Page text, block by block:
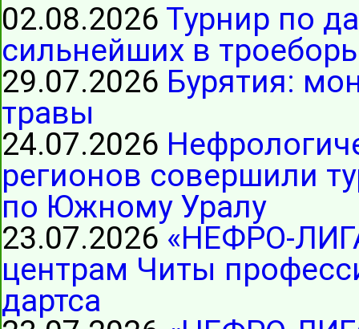
02.08.2026 Турнир по
сильнейших в
29.07.2026 Бурятия:
травы
24.07.2026
регионов совершили
по Южному Уралу
23.07.2026 «НЕФРО-
центрам Читы
дартса